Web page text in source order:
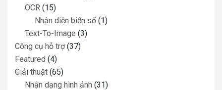
OCR (15)
Nhận diện biển số (1)
Text-To-Image (3)
Công cụ hỗ trợ(37)
Featured (4)
Giải thuật (65)
Nhận dạng hình ảnh (31)